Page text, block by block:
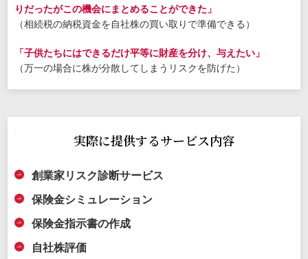
りだったがこの機会にまとめることができた」
（相続税の納税資金を自社株の買い取りで準備できる）
「子供たちにはできるだけ平等に財産を分け、与えたい」
（万一の場合に株が分散してしまうリスクを防げた）
実際に提供するサービス内容
創業家リスク診断サービス
保険金シミュレーション
保険金指示書の作成
自社株評価